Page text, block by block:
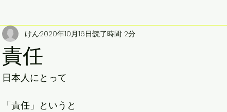
責任
けん2020年10月16日読了時間: 2分
日本人にとって
「責任」というと